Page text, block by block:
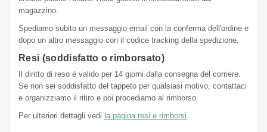
magazzino.
Spediamo subito un messaggio email con la conferma dell'ordine e
dopo un altro messaggio con il codice tracking della spedizione.
Resi (soddisfatto o rimborsato)
Il diritto di reso é valido per 14 giorni dalla consegna del corriere.
Se non sei soddisfatto del tappeto per qualsiasi motivo, contattaci
e organizziamo il ritiro e poi procediamo al rimborso.
Per ulteriori dettagli vedi la pagina resi e rimborsi.